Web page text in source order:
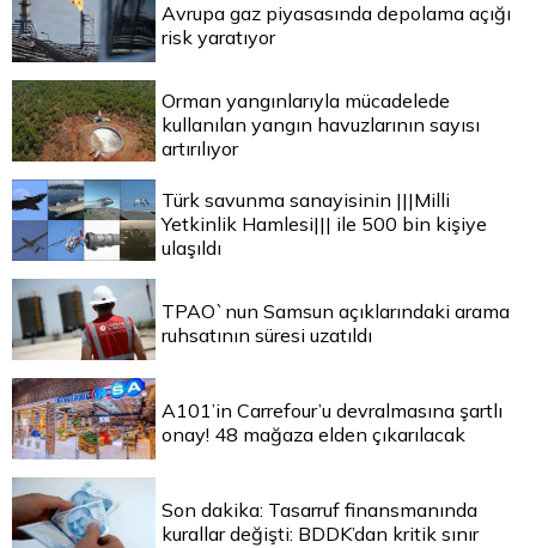
Avrupa gaz piyasasında depolama açığı
risk yaratıyor
Orman yangınlarıyla mücadelede
kullanılan yangın havuzlarının sayısı
artırılıyor
Türk savunma sanayisinin |||Milli
Yetkinlik Hamlesi||| ile 500 bin kişiye
ulaşıldı
TPAO`nun Samsun açıklarındaki arama
ruhsatının süresi uzatıldı
A101’in Carrefour’u devralmasına şartlı
onay! 48 mağaza elden çıkarılacak
Son dakika: Tasarruf finansmanında
kurallar değişti: BDDK’dan kritik sınır